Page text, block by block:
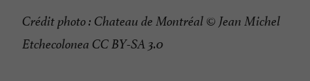
Crédit photo : Chateau de Montréal © Jean Michel
Etchecolonea CC BY-SA 3.0